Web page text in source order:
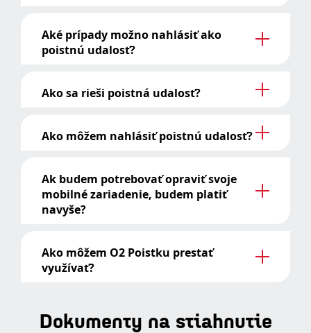
Aké prípady možno nahlásiť ako
poistnú udalosť?
Ako sa rieši poistná udalosť?
Ako môžem nahlásiť poistnú udalosť?
Ak budem potrebovať opraviť svoje
mobilné zariadenie, budem platiť
navyše?
Ako môžem O2 Poistku prestať
využívať?
Dokumenty na stiahnutie